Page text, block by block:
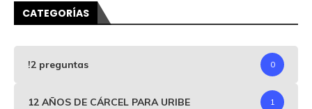
CATEGORÍAS
!2 preguntas 0
12 AÑOS DE CÁRCEL PARA URIBE 1